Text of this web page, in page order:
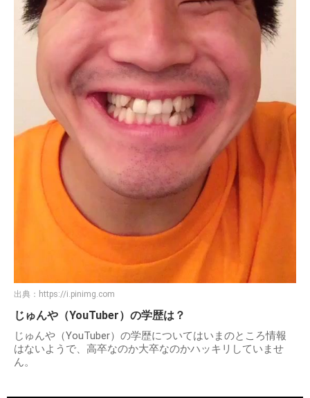
出典： https://i.pinimg.com
じゅんや（YouTuber）の学歴は？
じゅんや（YouTuber）の学歴についてはいまのところ情報
はないようで、高卒なのか大卒なのかハッキリしていませ
ん。